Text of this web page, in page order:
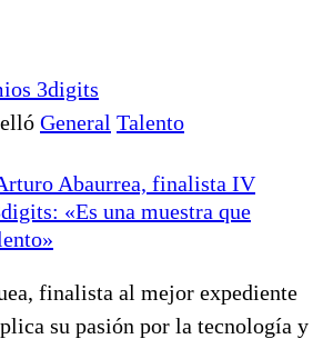
General Talento
Abaurrea, finalista IV
«Es una muestra que
finalista al mejor expediente
su pasión por la tecnología y